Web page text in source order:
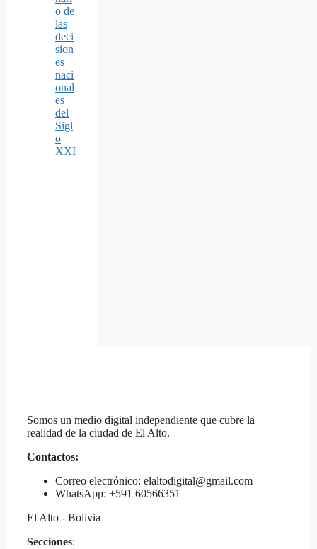
o de
las
deci
sion
es
naci
onal
es
del
Sigl
o
XXI
Somos un medio digital independiente que cubre la
realidad de la ciudad de El Alto.
Contactos:
Correo electrónico: elaltodigital@gmail.com
WhatsApp: +591 60566351
El Alto - Bolivia
Secciones: